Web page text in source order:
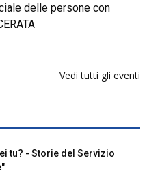
delle persone con
Vedi tutti gli eventi
tu? - Storie del Servizio